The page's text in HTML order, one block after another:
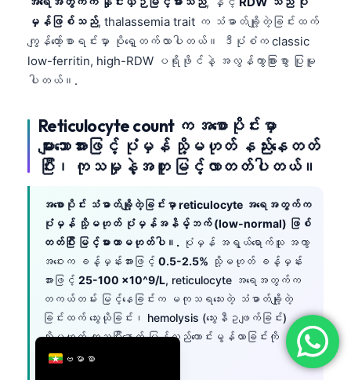
မှန်ဖြစ်သည်, thalassemia trait က သံဓာတ်ချို့တဲ့ခြင်းထက်
ကျွန်တော့်စာရင်းမှာ ပိုရှေ့တက်လာပါတယ်။ ဒီပုံစံက classic
low-ferritin, high-RDW ပရိုဖိုင်နဲ့ အလွန်ကွာခြားစွာ ပြုမူ
ပါတယ်။.
Reticulocyte count က အစောပိုင်းမှာ
များသောအားဖြင့် ပုံမှန် သို့မဟုတ် နည်းနေတတ်
ပြီး၊ ကုသမှုနဲ့အတူ မြင့်လာတတ်ပါတယ်။
အစောပိုင်း သံဓာတ်ချို့တဲ့ခြင်းမှာ reticulocyte အရေအတွက်က
ပုံမှန် သို့မဟုတ် ပုံမှန်အနိမ့်ဘက် (low-normal) ဖြစ်
တတ်ပြီး မြင့်မားတာမဟုတ်ပါ။. ပုံမှန် အရွယ်ရောက်သူ အကွာ
အဝေးက ခန့်မှန်းအားဖြင့် 0.5-2.5% သို့မဟုတ် ခန့်မှန်း
အားဖြင့် 25-100 ×10^9/L, reticulocyte အရေအတွက်က
တကယ်တမ်း မြင့်နေခြင်းက မကုသရသေးတဲ့ သံဓာတ်ချို့တဲ့
ခြင်းထက် သွေးယိုခြင်း၊ hemolysis (သွေးနီဥဖျက်ခြင်း)
သို့မဟုတ် ကုသပြီးနောက် ပြန်လည်ကောင်းမွန်လာခြင်းကို
ညွှန်ပြတတ်ပါတယ်။.
ဗမာစာ
English
Deutsch
العربية
Français
עִבְרִית
Italiano
Español
Português
Ελληνικά
简体中文
فارسی